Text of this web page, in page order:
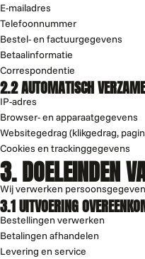
E-mailadres
Telefoonnummer
Bestel- en factuurgegevens
Betaalinformatie
Correspondentie
2.2 AUTOMATISCH
IP-adres
Browser- en apparaatgegevens
Websitegedrag (klikgedrag,
Cookies en trackinggegevens
3. DOELEINDEN
Wij verwerken
3.1 UITVOERING
Bestellingen verwerken
Betalingen afhandelen
Levering en service